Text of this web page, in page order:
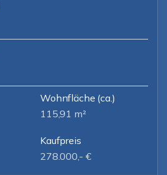
Wohnfläche (ca.)
115,91 m²
Kaufpreis
278.000,- €